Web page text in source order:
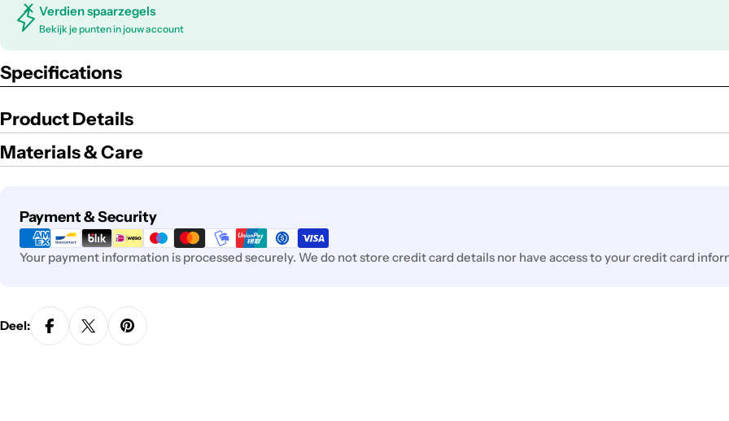
Verdien spaarzegels
Bekijk je punten in jouw account
Specifications
Product Details
Materials & Care
Payment & Security
Payment
methods
Your payment information is processed securely. We do not store credit card details nor have access to your credit card
Deel: